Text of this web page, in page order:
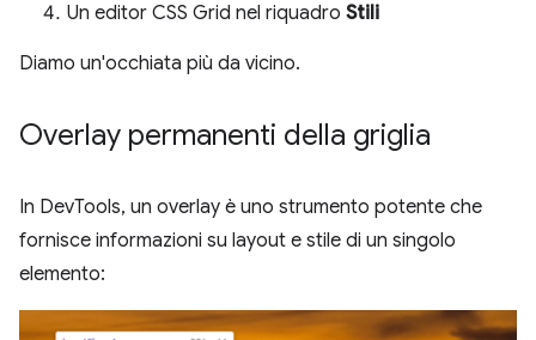
Un editor CSS Grid nel riquadro Stili
Diamo un'occhiata più da vicino.
Overlay permanenti della griglia
In DevTools, un overlay è uno strumento potente che
fornisce informazioni su layout e stile di un singolo
elemento: